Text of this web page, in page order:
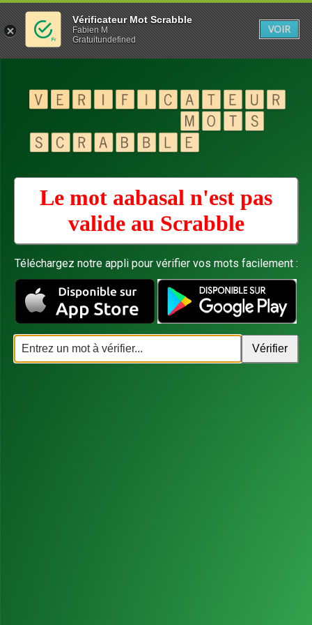
Le mot aabasal n'est pas
valide au Scrabble
Téléchargez notre appli pour vérifier vos mots facilement :
Vérificateur Mot Scrabble
Fabien M
Gratuitundefined
VOIR